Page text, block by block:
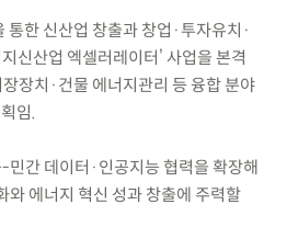
한 신산업 창출과 창업·투자유치·
신산업 엑셀러레이터’ 사업을 본격
장치·건물 에너지관리 등 융합 분야
임.
간 데이터·인공지능 협력을 확장해
와 에너지 혁신 성과 창출에 주력할